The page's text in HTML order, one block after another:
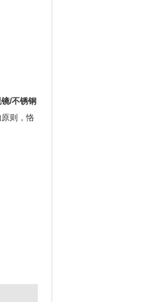
/不锈钢
则，恪